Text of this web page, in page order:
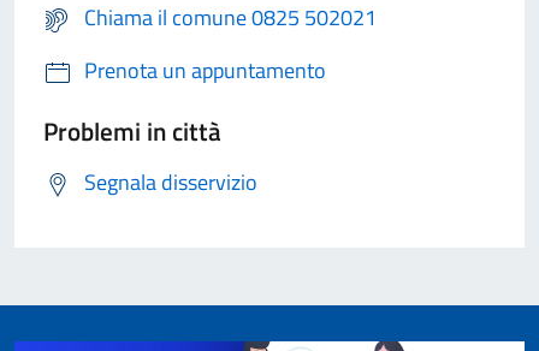
Chiama il comune 0825 502021
Prenota un appuntamento
Problemi in città
Segnala disservizio